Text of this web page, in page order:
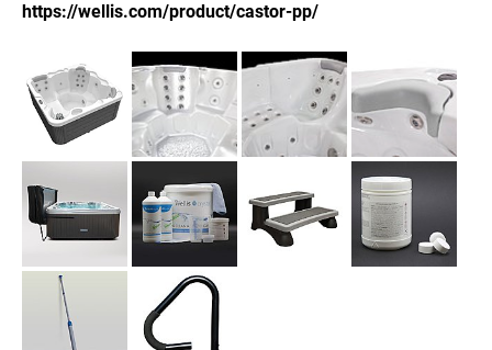
https://wellis.com/product/castor-pp/